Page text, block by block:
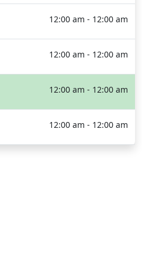
12:00 am - 12:00 am
12:00 am - 12:00 am
12:00 am - 12:00 am
12:00 am - 12:00 am